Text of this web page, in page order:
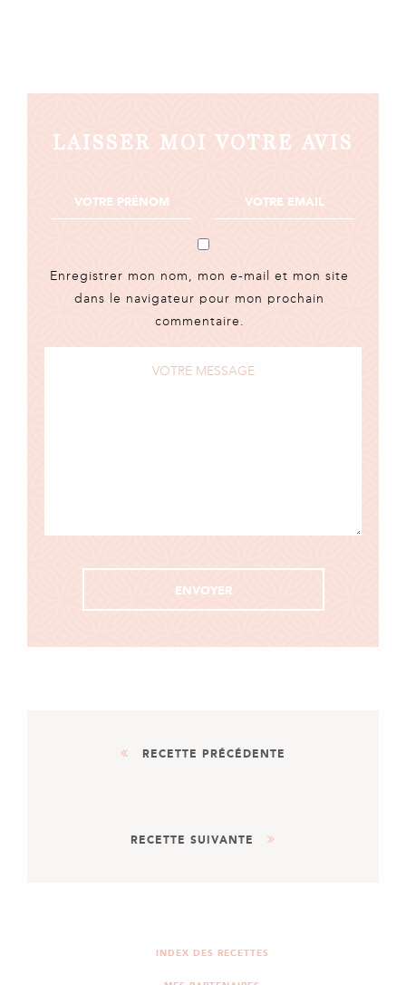
LAISSER MOI VOTRE AVIS
Enregistrer mon nom, mon e-mail et mon site
dans le navigateur pour mon prochain
commentaire.
RECETTE PRÉCÉDENTE
RIZ AU LAIT VANILLE ET
RECETTE SUIVANTE
INDEX DES RECETTES